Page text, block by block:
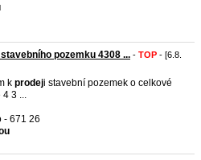
pozemku 4308 ... - TOP - [6.8.
k prodeji stavební pozemek o celkové
4 3 ...
- 671 26